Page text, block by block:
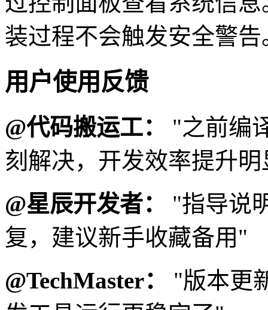
装过程不会触发安全警告
用户使用反馈
@代码搬运工：
"之前编
刻解决，开发效率提升
@星辰开发者：
"指导说
复，建议新手收藏备用"
@TechMaster：
"版本更